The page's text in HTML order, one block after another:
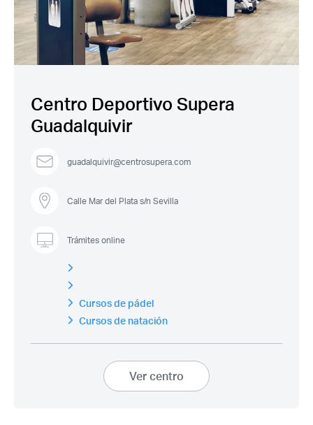
Recuerda mis claves
¿Ya eres socio pero no
Centro Deportivo Supera
Guadalquivir
guadalquivir@centrosupera.com
Calle Mar del Plata s/n Sevilla
Trámites online
Cursos de pádel
Cursos de natación
Ver centro